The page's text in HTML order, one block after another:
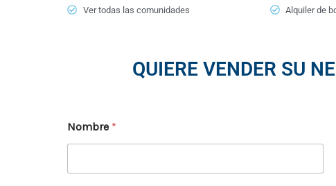
Ver todas las comunidades
Alquiler de
QUIERE VENDER SU
Nombre *